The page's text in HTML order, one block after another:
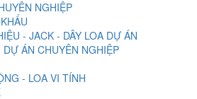
NGHIỆP
- JACK - DÂY LOA DỰ ÁN
DỰ ÁN CHUYÊN NGHIỆP
- LOA VI TÍNH